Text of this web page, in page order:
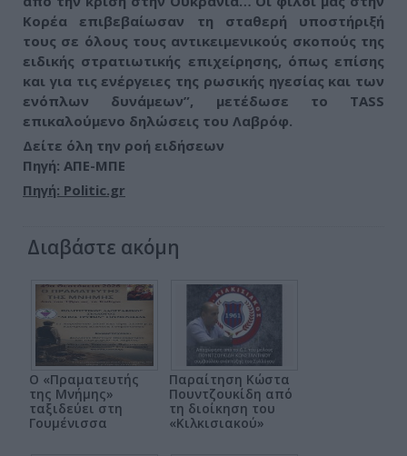
Κορέα επιβεβαίωσαν τη σταθερή υποστήριξή
τους σε όλους τους αντικειμενικούς σκοπούς της
ειδικής στρατιωτικής επιχείρησης, όπως επίσης
και για τις ενέργειες της ρωσικής ηγεσίας και των
ενόπλων δυνάμεων”, μετέδωσε το TASS
επικαλούμενο δηλώσεις του Λαβρόφ.
Δείτε όλη την ροή ειδήσεων
Πηγή: ΑΠΕ-ΜΠΕ
Πηγή: Politic.gr
Διαβάστε ακόμη
Ο «Πραματευτής
της Μνήμης»
ταξιδεύει στη
Γουμένισσα
Παραίτηση Κώστα
Πουντζουκίδη από
τη διοίκηση του
«Κιλκισιακού»